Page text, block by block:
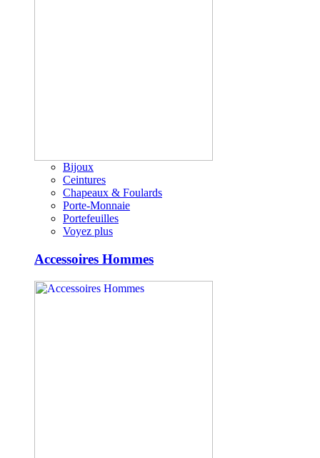
Bijoux
Ceintures
Chapeaux & Foulards
Porte-Monnaie
Portefeuilles
Voyez plus
Accessoires Hommes